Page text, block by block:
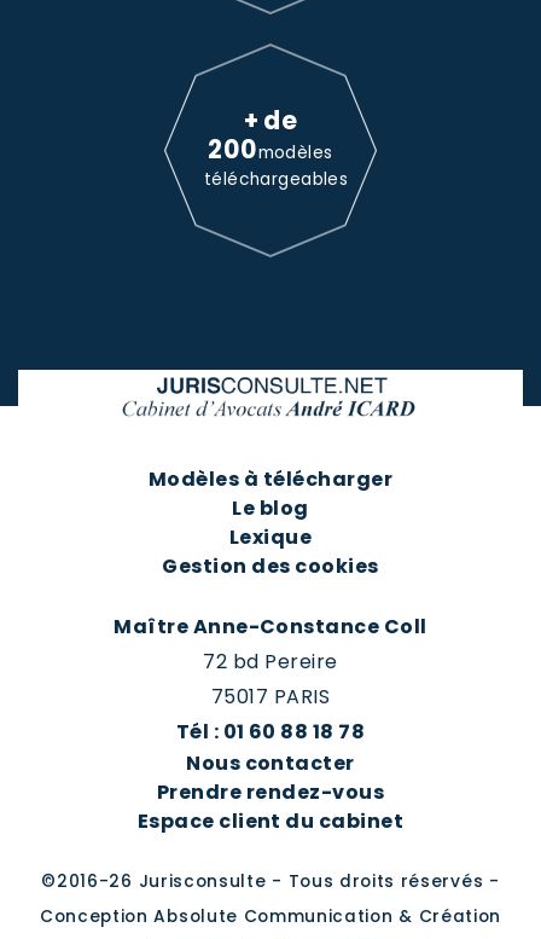
+ de
200modèles
téléchargeables
Modèles à télécharger
Le blog
Lexique
Gestion des cookies
Maître Anne-Constance Coll
72 bd Pereire
75017 PARIS
Tél : 01 60 88 18 78
Nous contacter
Prendre rendez-vous
Espace client du cabinet
©2016-26 Jurisconsulte - Tous droits réservés -
Conception Absolute Communication & Création